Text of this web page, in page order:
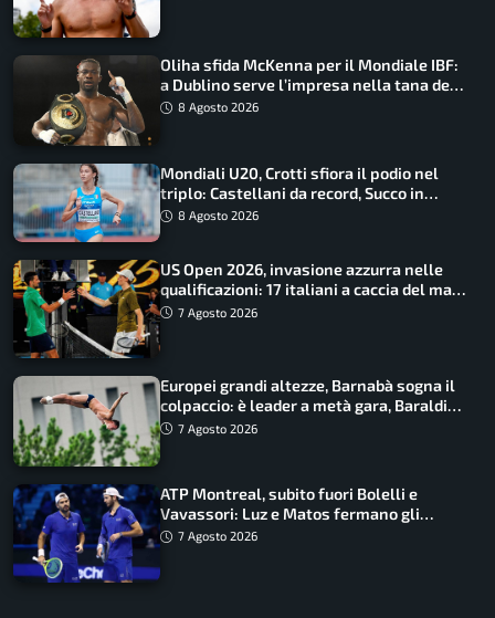
Oliha sfida McKenna per il Mondiale IBF:
a Dublino serve l’impresa nella tana del
lupo8 Agosto 2026
Mondiali U20, Crotti sfiora il podio nel
triplo: Castellani da record, Succo in
finale
8 Agosto 2026
US Open 2026, invasione azzurra nelle
qualificazioni: 17 italiani a caccia del main
draw7 Agosto 2026
Europei grandi altezze, Barnabà sogna il
colpaccio: è leader a metà gara, Baraldi
ancora in corsa
7 Agosto 2026
ATP Montreal, subito fuori Bolelli e
Vavassori: Luz e Matos fermano gli
azzurri
7 Agosto 2026